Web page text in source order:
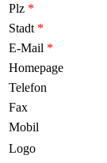
Plz *
Stadt *
E-Mail *
Homepage
Telefon
Fax
Mobil
Logo